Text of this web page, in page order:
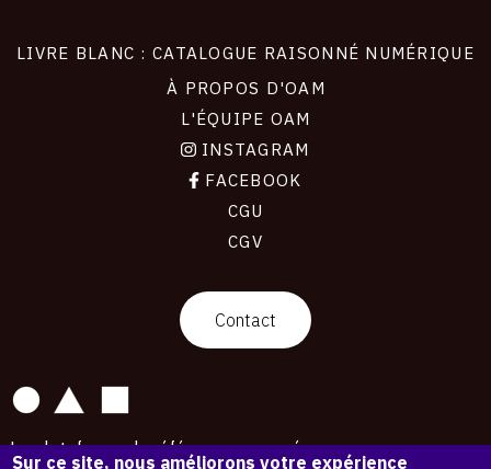
LIVRE BLANC : CATALOGUE RAISONNÉ NUMÉRIQUE
À PROPOS D'OAM
L'ÉQUIPE OAM
INSTAGRAM
FACEBOOK
CGU
CGV
Contact
La plateforme de référence pour créer,
Sur ce site, nous améliorons votre expérience